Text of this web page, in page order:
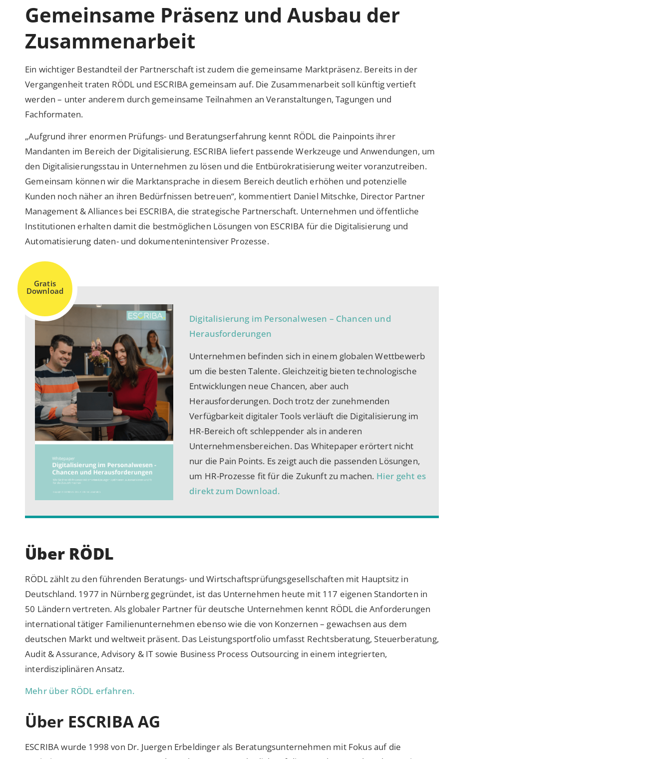
Gemeinsame Präsenz und Ausbau der
Zusammenarbeit
Ein wichtiger Bestandteil der Partnerschaft ist zudem die gemeinsame Marktpräsenz. Bereits in der
Vergangenheit traten RÖDL und ESCRIBA gemeinsam auf. Die Zusammenarbeit soll künftig vertieft
werden – unter anderem durch gemeinsame Teilnahmen an Veranstaltungen, Tagungen und
Fachformaten.
„Aufgrund ihrer enormen Prüfungs- und Beratungserfahrung kennt RÖDL die Painpoints ihrer
Mandanten im Bereich der Digitalisierung. ESCRIBA liefert passende Werkzeuge und Anwendungen, um
den Digitalisierungsstau in Unternehmen zu lösen und die Entbürokratisierung weiter voranzutreiben.
Gemeinsam können wir die Marktansprache in diesem Bereich deutlich erhöhen und potenzielle
Kunden noch näher an ihren Bedürfnissen betreuen“, kommentiert Daniel Mitschke, Director Partner
Management & Alliances bei ESCRIBA, die strategische Partnerschaft. Unternehmen und öffentliche
Institutionen erhalten damit die bestmöglichen Lösungen von ESCRIBA für die Digitalisierung und
Automatisierung daten- und dokumentenintensiver Prozesse.
Gratis
Download
Digitalisierung im Personalwesen – Chancen und
Herausforderungen
Unternehmen befinden sich in einem globalen Wettbewerb
um die besten Talente. Gleichzeitig bieten technologische
Entwicklungen neue Chancen, aber auch
Herausforderungen. Doch trotz der zunehmenden
Verfügbarkeit digitaler Tools verläuft die Digitalisierung im
HR-Bereich oft schleppender als in anderen
Unternehmensbereichen. Das Whitepaper erörtert nicht
nur die Pain Points. Es zeigt auch die passenden Lösungen,
um HR-Prozesse fit für die Zukunft zu machen. Hier geht es
direkt zum Download.
Über RÖDL
RÖDL zählt zu den führenden Beratungs- und Wirtschaftsprüfungsgesellschaften mit Hauptsitz in
Deutschland. 1977 in Nürnberg gegründet, ist das Unternehmen heute mit 117 eigenen Standorten in
50 Ländern vertreten. Als globaler Partner für deutsche Unternehmen kennt RÖDL die Anforderungen
international tätiger Familienunternehmen ebenso wie die von Konzernen – gewachsen aus dem
deutschen Markt und weltweit präsent. Das Leistungsportfolio umfasst Rechtsberatung, Steuerberatung,
Audit & Assurance, Advisory & IT sowie Business Process Outsourcing in einem integrierten,
interdisziplinären Ansatz.
Mehr über RÖDL erfahren.
Über ESCRIBA AG
ESCRIBA wurde 1998 von Dr. Juergen Erbeldinger als Beratungsunternehmen mit Fokus auf die